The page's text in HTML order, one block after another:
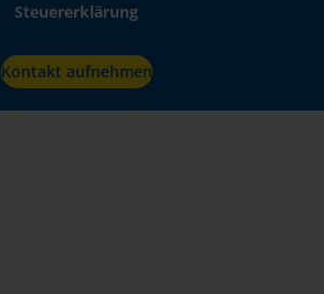
Steuererklärung
Kontakt aufnehmen